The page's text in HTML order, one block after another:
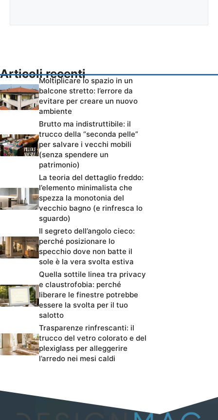
Articoli recenti
Moltiplicare lo spazio in un
balcone stretto: l’errore da
evitare per creare un nuovo
ambiente
Brutto ma indistruttibile: il
trucco della “seconda pelle”
per salvare i vecchi mobili
(senza spendere un
patrimonio)
La teoria del dettaglio freddo:
l’elemento minimalista che
spezza la monotonia del
vecchio bagno (e rinfresca lo
sguardo)
Il segreto dell’angolo cieco:
perché posizionare lo
specchio dove non batte il
sole è la vera svolta estiva
Quella sottile linea tra privacy
e claustrofobia: perché
liberare le finestre potrebbe
essere la svolta per il tuo
salotto
Trasparenze rinfrescanti: il
trucco del vetro colorato e del
plexiglass per alleggerire
l’arredo nei mesi caldi